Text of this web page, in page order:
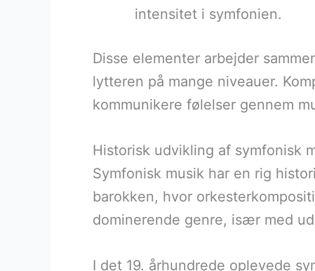
intensitet i symfonien.
Disse elementer arbejder
lytteren på mange niveauer.
kommunikere følelser gennem
Historisk udvikling af symfonisk
Symfonisk musik har en rig
barokken, hvor
dominerende genre, især med
I det 19. århundrede oplevede